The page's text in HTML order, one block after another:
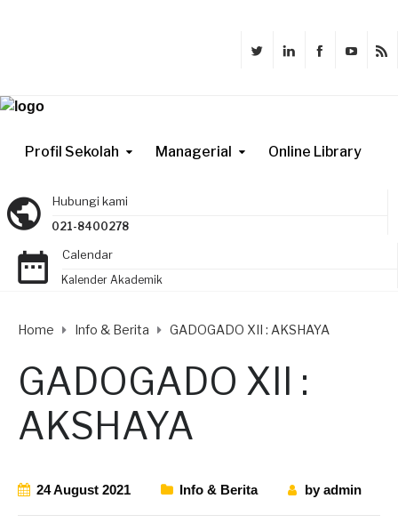
Profil Sekolah Managerial Online Library
Hubungi kami
021-8400278
Calendar
Kalender Akademik
Home Info & Berita GADOGADO XII : AKSHAYA
GADOGADO XII :
AKSHAYA
24 August 2021 Info & Berita byadmin